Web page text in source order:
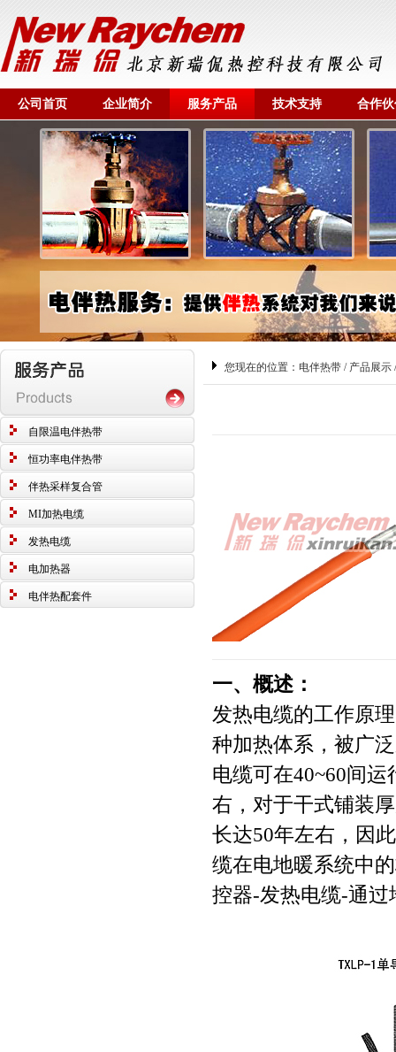
公司首页 企业简介 服务产品 技术支持 合作
自限温电伴热带
恒功率电伴热带
伴热采样复合管
MI加热电缆
发热电缆
电加热器
电伴热配套件
您现在的位置： 电伴热带 / 产品展示
一、概述：
发热电缆的工作原
种加热体系，被广
电缆可在40~60间
右，对于干式铺装
长达50年左右，因
缆在电地暖系统中
控器-发热电缆-通过